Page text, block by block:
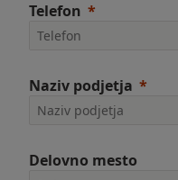
Telefon
Naziv podjetja
Delovno mesto